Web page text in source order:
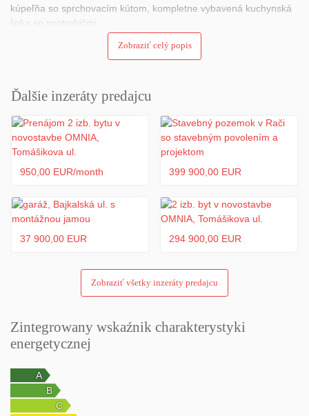
kúpeľňa so sprchovacím kútom, kompletne vybavená kuchynská
linka so spotrebičmi.
V okolí sa nachádza kompletná občianska vybavenosť - škola,
Cena 720 €/mesiac + elektrina, internet, TV
Kontakt: NIKO-REAL, s.r.o., Ing. Katarína Bajčeva, 0903 718 743
Našu kompletnú aktuálnu ponuku si môžete pozrieť na
www.nikoreal.sk
Zobraziť celý popis
Ďalšie inzeráty predajcu
950,00 EUR/month 399 900,00 EUR
37 900,00 EUR 294 900,00 EUR
Zobraziť všetky inzeráty predajcu
Zintegrowany wskaźnik charakterystyki
energetycznej